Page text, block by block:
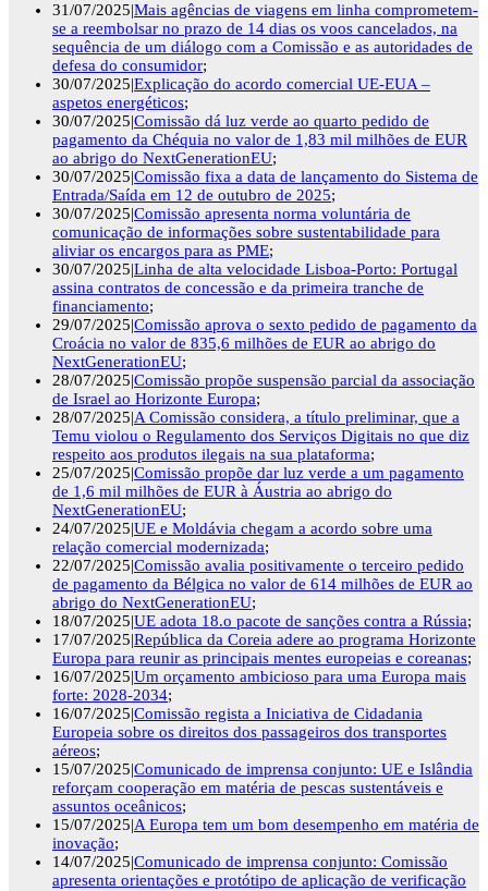
31/07/2025|Mais agências de viagens em linha comprometem-
se a reembolsar no prazo de 14 dias os voos cancelados, na
sequência de um diálogo com a Comissão e as autoridades de
defesa do consumidor;
30/07/2025|Explicação do acordo comercial UE-EUA –
aspetos energéticos;
30/07/2025|Comissão dá luz verde ao quarto pedido de
pagamento da Chéquia no valor de 1,83 mil milhões de EUR
ao abrigo do NextGenerationEU;
30/07/2025|Comissão fixa a data de lançamento do Sistema de
Entrada/Saída em 12 de outubro de 2025;
30/07/2025|Comissão apresenta norma voluntária de
comunicação de informações sobre sustentabilidade para
aliviar os encargos para as PME;
30/07/2025|Linha de alta velocidade Lisboa-Porto: Portugal
assina contratos de concessão e da primeira tranche de
financiamento;
29/07/2025|Comissão aprova o sexto pedido de pagamento da
Croácia no valor de 835,6 milhões de EUR ao abrigo do
NextGenerationEU;
28/07/2025|Comissão propõe suspensão parcial da associação
de Israel ao Horizonte Europa;
28/07/2025|A Comissão considera, a título preliminar, que a
Temu violou o Regulamento dos Serviços Digitais no que diz
respeito aos produtos ilegais na sua plataforma;
25/07/2025|Comissão propõe dar luz verde a um pagamento
de 1,6 mil milhões de EUR à Áustria ao abrigo do
NextGenerationEU;
24/07/2025|UE e Moldávia chegam a acordo sobre uma
relação comercial modernizada;
22/07/2025|Comissão avalia positivamente o terceiro pedido
de pagamento da Bélgica no valor de 614 milhões de EUR ao
abrigo do NextGenerationEU;
18/07/2025|UE adota 18.o pacote de sanções contra a Rússia;
17/07/2025|República da Coreia adere ao programa Horizonte
Europa para reunir as principais mentes europeias e coreanas;
16/07/2025|Um orçamento ambicioso para uma Europa mais
forte: 2028-2034;
16/07/2025|Comissão regista a Iniciativa de Cidadania
Europeia sobre os direitos dos passageiros dos transportes
aéreos;
15/07/2025|Comunicado de imprensa conjunto: UE e Islândia
reforçam cooperação em matéria de pescas sustentáveis e
assuntos oceânicos;
15/07/2025|A Europa tem um bom desempenho em matéria de
inovação;
14/07/2025|Comunicado de imprensa conjunto: Comissão
apresenta orientações e protótipo de aplicação de verificação